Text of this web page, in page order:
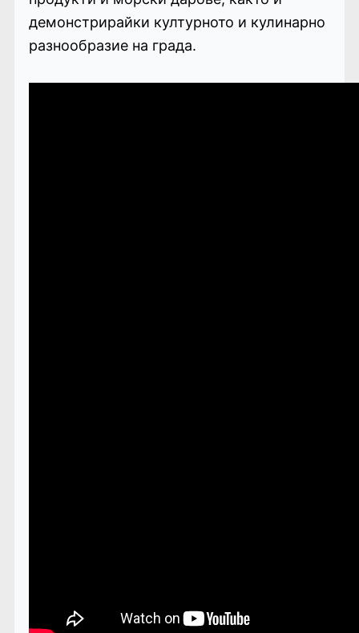
демонстрирайки културното и кулинарно
разнообразие на града.